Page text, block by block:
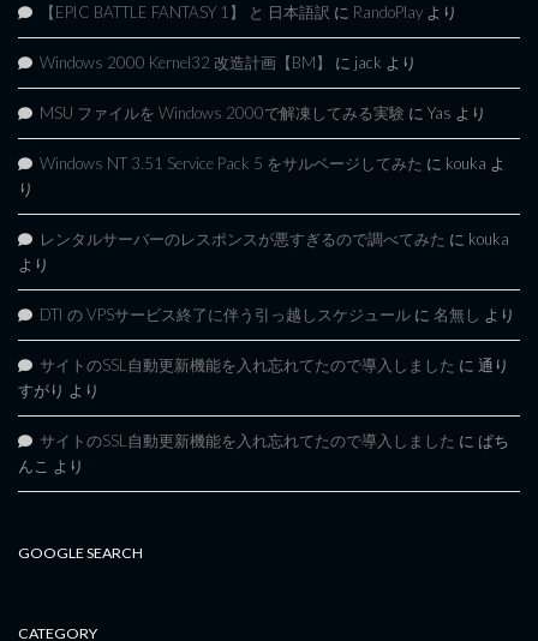
【EPIC BATTLE FANTASY 1】 と 日本語訳 に RandoPlay より
Windows 2000 Kernel32 改造計画【BM】 に jack より
MSU ファイルを Windows 2000で解凍してみる実験 に Yas より
Windows NT 3.51 Service Pack 5 をサルベージしてみた に kouka よ
り
レンタルサーバーのレスポンスが悪すぎるので調べてみた に kouka
より
DTI の VPSサービス終了に伴う引っ越しスケジュール に 名無し より
サイトのSSL自動更新機能を入れ忘れてたので導入しました に 通り
すがり より
サイトのSSL自動更新機能を入れ忘れてたので導入しました に ぱち
んこ より
GOOGLE SEARCH
CATEGORY